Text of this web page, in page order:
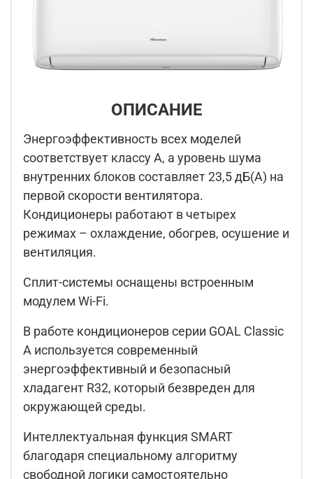
ОПИСАНИЕ
Энергоэффективность всех моделей
соответствует классу А, а уровень шума
внутренних блоков составляет 23,5 дБ(А) на
первой скорости вентилятора.
Кондиционеры работают в четырех
режимах – охлаждение, обогрев, осушение и
вентиляция.
Сплит-системы оснащены встроенным
модулем Wi-Fi.
В работе кондиционеров серии GOAL Classic
A используется современный
энергоэффективный и безопасный
хладагент R32, который безвреден для
окружающей среды.
Интеллектуальная функция SMART
благодаря специальному алгоритму
свободной логики самостоятельно